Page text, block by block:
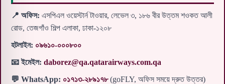
📍 অফিস: এসপিএল ওয়েস্টার্ন টাওয়ার, লেভেল ৩, ১৮৬ বীর উত্তম শওকত আলী
রোড, তেজগাঁও শিল্প এলাকা, ঢাকা-১২০৮
হটলাইন: ০৯৬১০-০০০৮০০
📧 ইমেইল: daborez@qa.qatarairways.com.qa
💬 WhatsApp: ০১৭১৩-২৮৯১৭৮(goFLY, অফিস সময়ে দ্রুত উত্তর)